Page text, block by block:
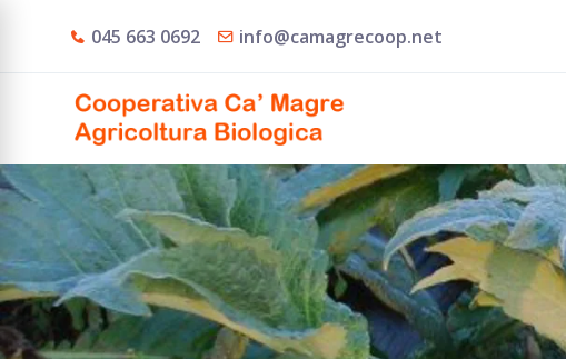
045 663 0692 info@camagrecoop.net